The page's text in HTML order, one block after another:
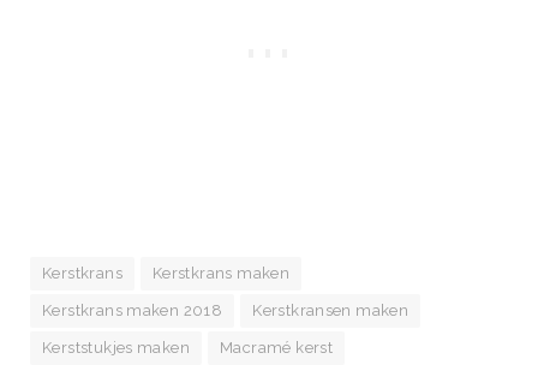
Kerstkrans Kerstkrans maken
Kerstkrans maken 2018 Kerstkransen maken
Kerststukjes maken Macramé kerst